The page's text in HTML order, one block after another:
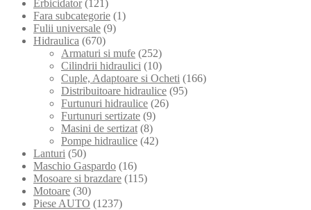
Erbicidator (121)
Fara subcategorie (1)
Fulii universale (9)
Hidraulica (670)
Armaturi si mufe (252)
Cilindrii hidraulici (10)
Cuple, Adaptoare si Ocheti (166)
Distribuitoare hidraulice (95)
Furtunuri hidraulice (26)
Furtunuri sertizate (9)
Masini de sertizat (8)
Pompe hidraulice (42)
Lanturi (50)
Maschio Gaspardo (16)
Mosoare si brazdare (115)
Motoare (30)
Piese AUTO (1237)